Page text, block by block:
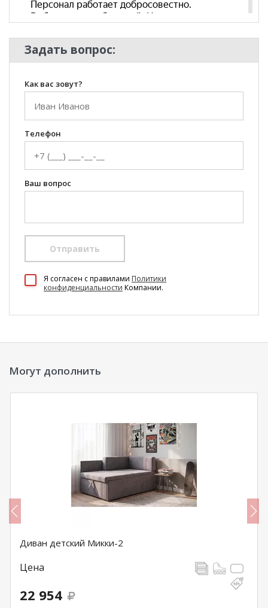
Задать вопрос:
Как вас зовут?
Телефон
Ваш вопрос
Отправить
Я согласен c правилами Политики
конфиденциальности Компании.
Могут дополнить
Диван детский Микки-2
Цена
22 954